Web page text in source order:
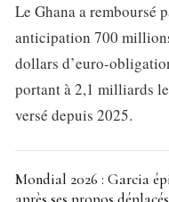
Le Ghana a remboursé
anticipation 700
dollars d’euro-
portant à 2,1 milliards
versé depuis 2025.
Mondial 2026 : Garcia